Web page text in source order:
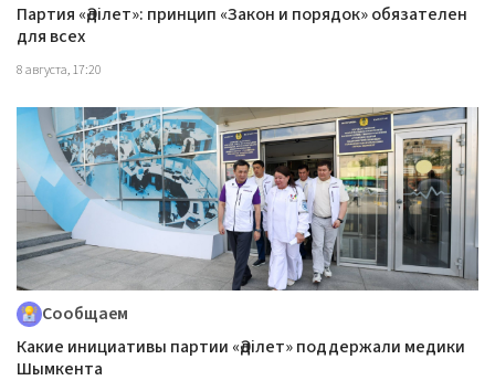
Партия «Әділет»: принцип «Закон и порядок» обязателен
для всех
8 августа, 17:20
Сообщаем
Какие инициативы партии «Әділет» поддержали медики
Шымкента